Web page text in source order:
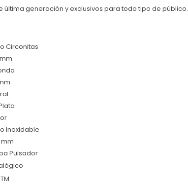
última generación y exclusivos para todo tipo de público.
Circonitas
Inoxidable
mm
Pulsador
ATM